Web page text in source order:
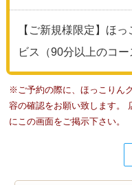
【ご新規様限定】ほ
ビス（90分以上のコー
※ご予約の際に、ほっこりん
容の確認をお願い致します。
にこの画面をご掲示下さい。